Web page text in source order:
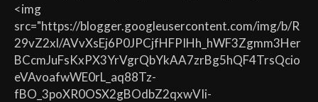
<img
src="https://blogger.googleusercontent.com/img/b/R
29vZ2xl/AVvXsEj6P0JPCjfHFPIHh_hWF3Zgmm3Her
BCcmJuFsKxPX3YrVgrQbYkAA7zrBg5hQF4TrsQcio
eVAvoafwWE0rL_aq88Tz-
fBO_3poXR0OSX2gBOdbZ2qxwVIi-